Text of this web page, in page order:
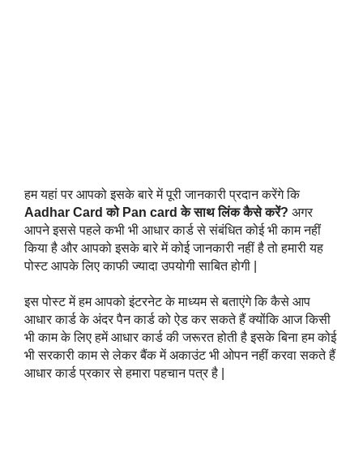
हम यहां पर आपको इसके बारे में पूरी जानकारी प्रदान करेंगे कि
Aadhar Card को Pan card के साथ लिंक कैसे करें? अगर
आपने इससे पहले कभी भी आधार कार्ड से संबंधित कोई भी काम नहीं
किया है और आपको इसके बारे में कोई जानकारी नहीं है तो हमारी यह
पोस्ट आपके लिए काफी ज्यादा उपयोगी साबित होगी |
इस पोस्ट में हम आपको इंटरनेट के माध्यम से बताएंगे कि कैसे आप
आधार कार्ड के अंदर पैन कार्ड को ऐड कर सकते हैं क्योंकि आज किसी
भी काम के लिए हमें आधार कार्ड की जरूरत होती है इसके बिना हम कोई
भी सरकारी काम से लेकर बैंक में अकाउंट भी ओपन नहीं करवा सकते हैं
आधार कार्ड प्रकार से हमारा पहचान पत्र है |